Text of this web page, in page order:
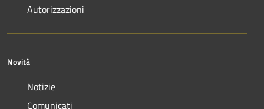
Autorizzazioni
Novità
Notizie
Comunicati